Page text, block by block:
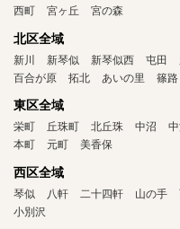
西町
宮ヶ丘 宮の森
北区全域
新川 新琴似 新琴似西 屯田
百合が原
拓北 あいの里 篠路
東区全域
栄町 丘珠町 北丘珠 中沼
本町
元町 美香保
西区全域
琴似 八軒 二十四軒 山の手
小別沢